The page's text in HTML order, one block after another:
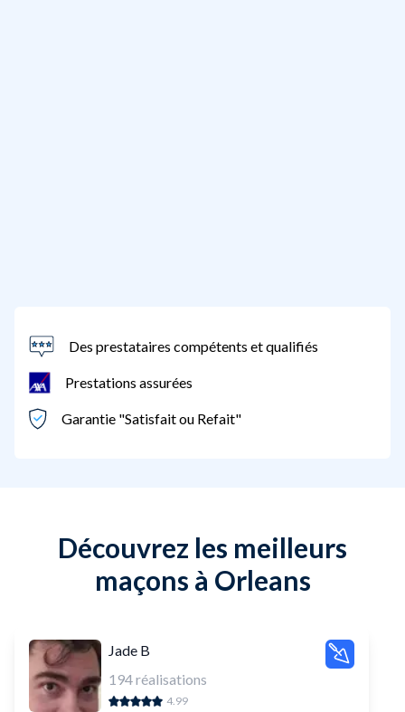
Des prestataires compétents et qualifiés
Prestations assurées
Garantie "Satisfait ou Refait"
Découvrez les meilleurs
maçons à Orleans
Jade B
194réalisations
4.99